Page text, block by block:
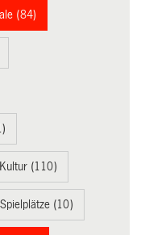
(84)
Kultur (110)
Spielplätze (10)